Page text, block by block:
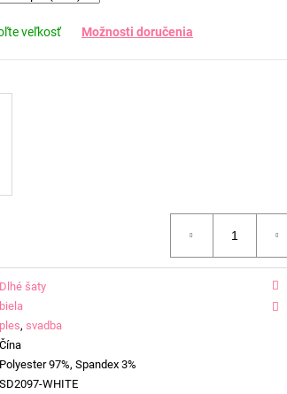
veľkosť Možnosti doručenia
Dlhé šaty
biela
ples, svadba
Čína
Polyester 97%, Spandex 3%
SD2097-WHITE